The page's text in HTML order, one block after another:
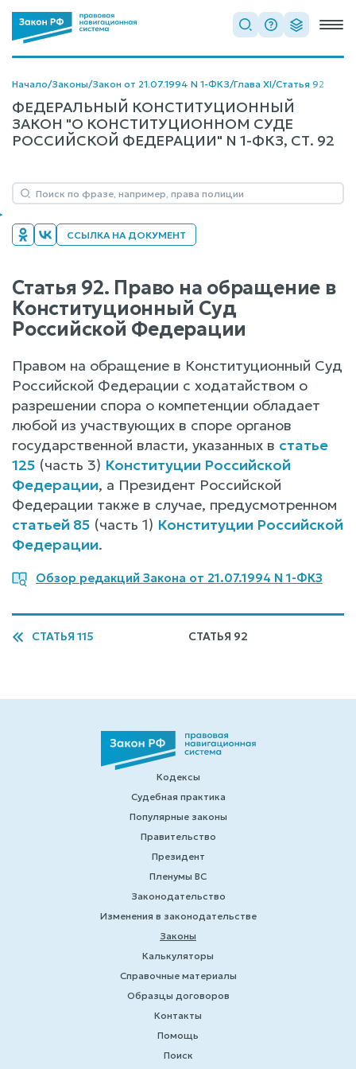
Начало/Законы/Закон от 21.07.1994 N 1-ФКЗ/Глава XI/Статья 92
ФЕДЕРАЛЬНЫЙ КОНСТИТУЦИОННЫЙ
ЗАКОН "О КОНСТИТУЦИОННОМ СУДЕ
РОССИЙСКОЙ ФЕДЕРАЦИИ" N 1-ФКЗ, СТ. 92
ССЫЛКА НА ДОКУМЕНТ
Статья 92. Право на обращение в
Конституционный Суд
Российской Федерации
Правом на обращение в Конституционный Суд
Российской Федерации с ходатайством о
разрешении спора о компетенции обладает
любой из участвующих в споре органов
государственной власти, указанных в статье
125 (часть 3) Конституции Российской
Федерации, а Президент Российской
Федерации также в случае, предусмотренном
статьей 85 (часть 1) Конституции Российской
Федерации.
Обзор редакций Закона от 21.07.1994 N 1-ФКЗ
СТАТЬЯ 115 СТАТЬЯ 92
Кодексы
Судебная практика
Популярные законы
Правительство
Президент
Пленумы ВС
Законодательство
Изменения в законодательстве
Законы
Калькуляторы
Справочные материалы
Образцы договоров
Контакты
Помощь
Поиск